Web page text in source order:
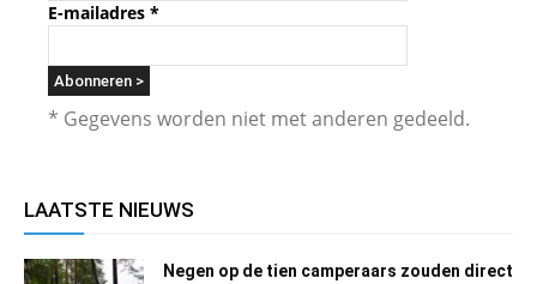
E-mailadres *
* Gegevens worden niet met anderen gedeeld.
LAATSTE NIEUWS
Negen op de tien camperaars zouden direct